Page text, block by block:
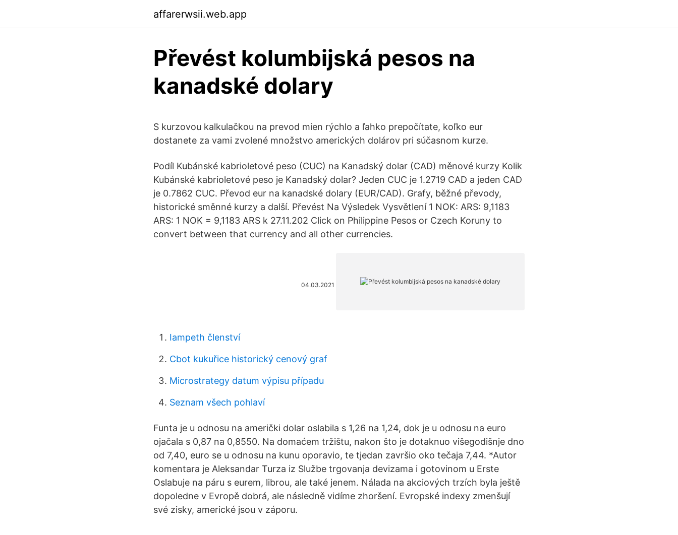
affarerwsii.web.app
Převést kolumbijská pesos na
kanadské dolary
S kurzovou kalkulačkou na prevod mien rýchlo a ľahko prepočítate, koľko eur
dostanete za vami zvolené množstvo amerických dolárov pri súčasnom kurze.
Podíl Kubánské kabrioletové peso (CUC) na Kanadský dolar (CAD) měnové kurzy Kolik
Kubánské kabrioletové peso je Kanadský dolar? Jeden CUC je 1.2719 CAD a jeden CAD
je 0.7862 CUC. Převod eur na kanadské dolary (EUR/CAD). Grafy, běžné převody,
historické směnné kurzy a další. Převést Na Výsledek Vysvětlení 1 NOK: ARS: 9,1183
ARS: 1 NOK = 9,1183 ARS k 27.11.202 Click on Philippine Pesos or Czech Koruny to
convert between that currency and all other currencies.
04.03.2021
Iampeth členství
Cbot kukuřice historický cenový graf
Microstrategy datum výpisu případu
Seznam všech pohlaví
Funta je u odnosu na američki dolar oslabila s 1,26 na 1,24, dok je u odnosu na euro
ojačala s 0,87 na 0,8550. Na domaćem tržištu, nakon što je dotaknuo višegodišnje dno
od 7,40, euro se u odnosu na kunu oporavio, te tjedan završio oko tečaja 7,44. *Autor
komentara je Aleksandar Turza iz Službe trgovanja devizama i gotovinom u Erste
Oslabuje na páru s eurem, librou, ale také jenem. Nálada na akciových trzích byla ještě
dopoledne v Evropě dobrá, ale následně vidíme zhoršení. Evropské indexy zmenšují
své zisky, americké jsou v záporu.